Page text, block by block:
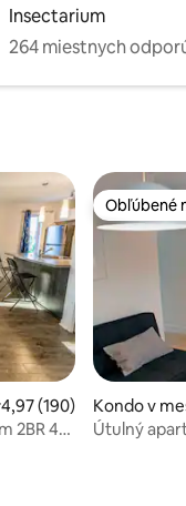
Insectarium
264 miestnych
104
ohodnotenie
4,97 (190)
2BR 4
Obľúbené
Obľúbené
Kondo v
Útulný